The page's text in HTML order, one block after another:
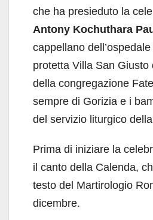
che ha presieduto la
Antony Kochuthara
cappellano
protetta Villa San Giusto
della congregazione
sempre di Gorizia e i
del servizio liturgico
Prima di iniziare la
il canto della Calenda,
testo del Martirologio
dicembre.